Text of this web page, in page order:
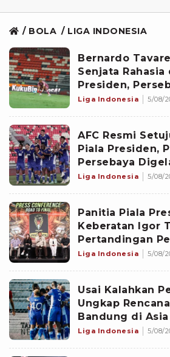
BOLA LIGA INDONESIA
Bernardo
Senjata Rahasia
Presiden,
Persib
Liga Indonesia 5/08/
AFC Resmi
Piala Presiden,
Persebaya
Jam dari
Liga Indonesia 5/08/
Panitia Piala
Keberatan Igor
Pertandingan
Sudah Tahu
Liga Indonesia 5/08/
Usai Kalahkan
Ungkap
Bandung di Asia
Liga Indonesia 5/08/